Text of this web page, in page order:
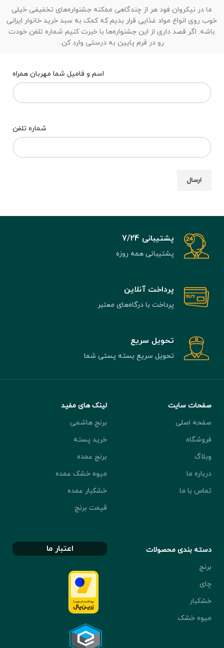
ما در نیکروان فود هر از چندگاهی ممکنه جشنواره‌های تخفیفی خیلی
خوب روی انواع مواد غذایی قرار بدیم که کمک به سبد خرید خانوار ایرانی
باشه. اگر قصد داری از این جشنواره‌ها با خبرت کنیم شماره تلفن خودت
رو در فرم پایین به درستی وارد کن.
اسم و فامیل شما مهربان همراه
شماره تلفن
پشتیبانی 7/24
پشتیبانی همه روزه
پرداخت آنلاین
پرداخت با درگاه‌های معتبر
تحویل سریع
تحویل سریع بسته پستی شما
صفحات سایت
صفحه اصلی
فروشگاه
وبلاگ
درباره ما
تماس با ما
لینک های مفید
برنج هاشمی
خرید پسته
برنج عمده
میوه خشک عمده
خشکبار عمده
قیمت برنج
دسته بندی محصولات
برنج
چای
خشکبار
میوه خشک
اعتبار ما